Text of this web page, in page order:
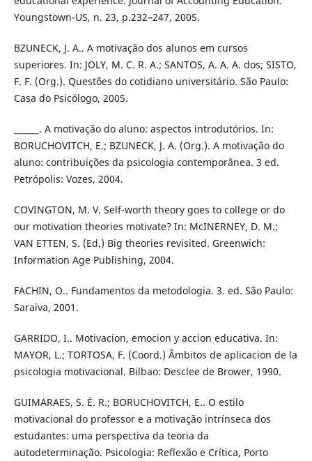
Youngstown-US, n. 23, p.232–247, 2005.
BZUNECK, J. A.. A motivação dos alunos em cursos
superiores. In: JOLY, M. C. R. A.; SANTOS, A. A. A. dos; SISTO,
F. F. (Org.). Questões do cotidiano universitário. São Paulo:
Casa do Psicólogo, 2005.
______. A motivação do aluno: aspectos introdutórios. In:
BORUCHOVITCH, E.; BZUNECK, J. A. (Org.). A motivação do
aluno: contribuições da psicologia contemporânea. 3 ed.
Petrópolis: Vozes, 2004.
COVINGTON, M. V. Self-worth theory goes to college or do
our motivation theories motivate? In: McINERNEY, D. M.;
VAN ETTEN, S. (Ed.) Big theories revisited. Greenwich:
Information Age Publishing, 2004.
FACHIN, O.. Fundamentos da metodologia. 3. ed. São Paulo:
Saraiva, 2001.
GARRIDO, I.. Motivacion, emocion y accion educativa. In:
MAYOR, L.; TORTOSA, F. (Coord.) Âmbitos de aplicacion de la
psicologia motivacional. Bilbao: Desclee de Brower, 1990.
GUIMARAES, S. É. R.; BORUCHOVITCH, E.. O estilo
motivacional do professor e a motivação intrínseca dos
estudantes: uma perspectiva da teoria da
autodeterminação. Psicologia: Reflexão e Crítica, Porto